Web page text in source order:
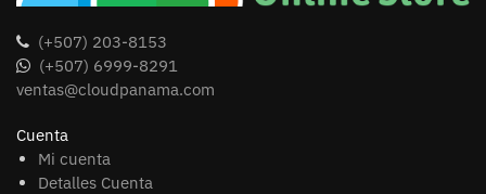
(+507) 203-8153
(+507) 6999-8291
ventas@cloudpanama.com
Cuenta
Mi cuenta
Detalles Cuenta